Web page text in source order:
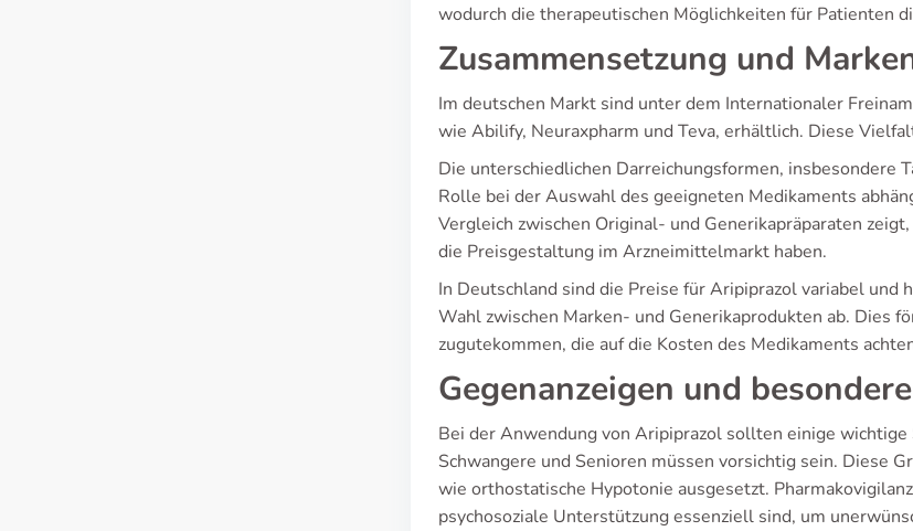
wodurch die therapeutischen Möglichkeiten für Patienten
Zusammensetzung und
Im deutschen Markt sind unter dem Internationaler
wie Abilify, Neuraxpharm und Teva, erhältlich. Diese
Die unterschiedlichen Darreichungsformen,
Rolle bei der Auswahl des geeigneten Medikaments
Vergleich zwischen Original- und Generikapräparaten
die Preisgestaltung im Arzneimittelmarkt haben.
In Deutschland sind die Preise für Aripiprazol variabel und
Wahl zwischen Marken- und Generikaprodukten ab. Dies
zugutekommen, die auf die Kosten des Medikaments
Gegenanzeigen und
Bei der Anwendung von Aripiprazol sollten einige
Schwangere und Senioren müssen vorsichtig sein. Diese
wie orthostatische Hypotonie ausgesetzt.
psychosoziale Unterstützung essenziell sind, um